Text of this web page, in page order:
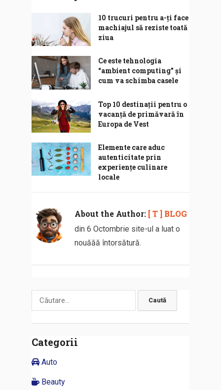
10 trucuri pentru a-ți face
machiajul să reziste toată
ziua
Ce este tehnologia
“ambient computing” și
cum va schimba casele
Top 10 destinații pentru o
vacanță de primăvară în
Europa de Vest
Elemente care aduc
autenticitate prin
experiențe culinare
locale
About the Author: [ T ] BLOG
din 6 Octombrie site-ul a luat o
nouăăă întorsătură.
Caută
Categorii
Auto
Beauty